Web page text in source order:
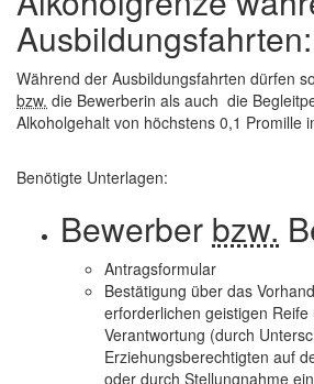
Ausbildungsfahrten:
Während der Ausbildungsfahrten dürfen
bzw. die Bewerberin als auch die
Alkoholgehalt von höchstens 0,1 Promille
Benötigte Unterlagen:
Bewerber bzw.
Antragsformular
Bestätigung über das
erforderlichen geistigen Reife
Verantwortung (durch
Erziehungsberechtigten auf
oder durch Stellungnahme